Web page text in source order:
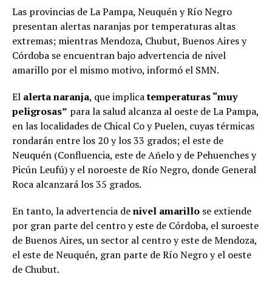
Las provincias de La Pampa, Neuquén y Río Negro
presentan alertas naranjas por temperaturas altas
extremas; mientras Mendoza, Chubut, Buenos Aires y
Córdoba se encuentran bajo advertencia de nivel
amarillo por el mismo motivo, informó el SMN.
El alerta naranja, que implicatemperaturas “muy
peligrosas” para la salud alcanza al oeste de La Pampa,
en las localidades de Chical Co y Puelen, cuyas térmicas
rondarán entre los 20 y los 33 grados; el este de
Neuquén (Confluencia, este de Añelo y de Pehuenches y
Picún Leufú) y el noroeste de Río Negro, donde General
Roca alcanzará los 35 grados.
En tanto, la advertencia denivel amarillo se extiende
por gran parte del centro y este de Córdoba, el suroeste
de Buenos Aires, un sector al centro y este de Mendoza,
el este de Neuquén, gran parte de Río Negro y el oeste
de Chubut.